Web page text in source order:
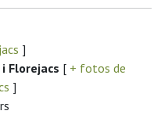
]
Florejacs [ + fotos de
]